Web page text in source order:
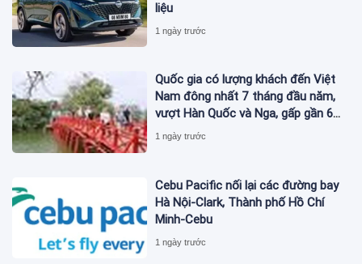
liệu
1 ngày trước
Quốc gia có lượng khách đến Việt
Nam đông nhất 7 tháng đầu năm,
vượt Hàn Quốc và Nga, gấp gần 6
lần Ấn Độ
1 ngày trước
Cebu Pacific nối lại các đường bay
Hà Nội-Clark, Thành phố Hồ Chí
Minh-Cebu
1 ngày trước